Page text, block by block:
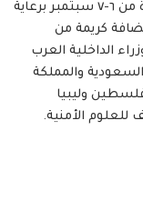
، حيث أنعقد المؤتمر بمدينة مراكش في الفترة من ٦-٧ سبتمبر برعاية
كريمة من
الداخلية العرب
والمملكة
وليبيا
للعلوم الأمنية.